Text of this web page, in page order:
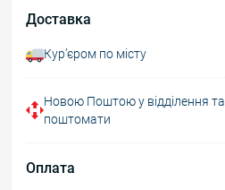
Доставка
Курʼєром по місту
Новою Поштою у відділення та
поштомати
Оплата